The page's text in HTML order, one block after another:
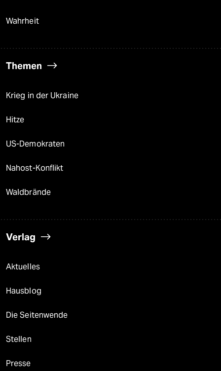
Wahrheit
Themen
Krieg in der Ukraine
Hitze
US-Demokraten
Nahost-Konflikt
Waldbrände
Verlag
Aktuelles
Hausblog
Die Seitenwende
Stellen
Presse